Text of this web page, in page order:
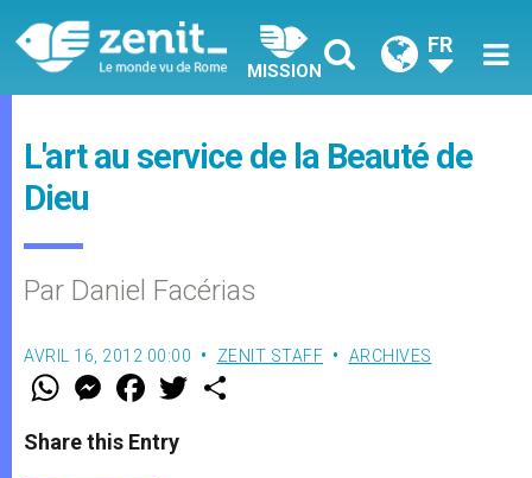
MISSION
FR
L'art au service de la Beauté de
Dieu
Par Daniel Facérias
AVRIL 16, 2012 00:00 ZENIT STAFF ARCHIVES
W
t
s
M
e
s
e
F
a
e
b
w
Share this Entry